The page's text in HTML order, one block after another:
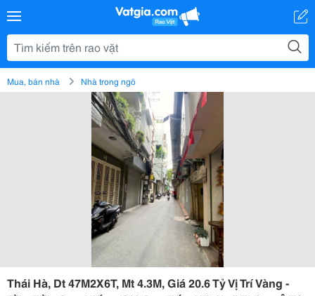
Mua, bán nhà Nhà trong ngõ
Thái Hà, Dt 47M2X6T, Mt 4.3M, Giá 20.6 Tỷ Vị Trí Vàng -